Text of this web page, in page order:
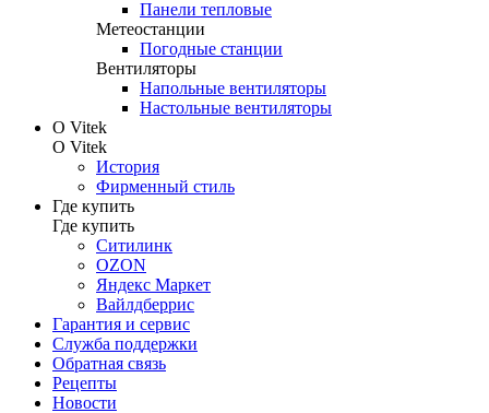
Панели тепловые
Метеостанции
Погодные станции
Вентиляторы
Напольные вентиляторы
Настольные вентиляторы
О Vitek
О Vitek
История
Фирменный стиль
Где купить
Где купить
Ситилинк
OZON
Яндекс Маркет
Вайлдберрис
Гарантия и сервис
Служба поддержки
Обратная связь
Рецепты
Новости